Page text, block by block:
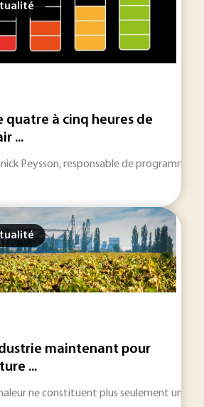
quatre à cinq heures de
...
Peysson, responsable de
maintenant pour
...
ne constituent plus seulement une